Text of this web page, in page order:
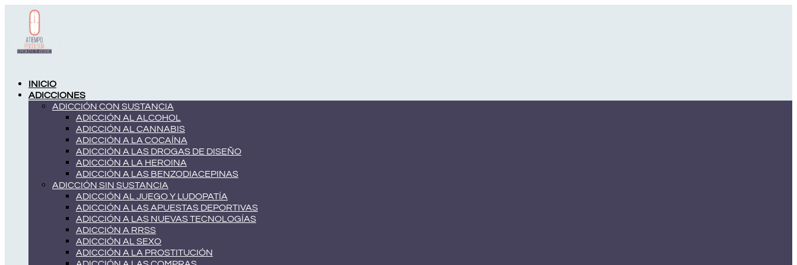
contenido
INICIO
ADICCIONES
ADICCIÓN CON SUSTANCIA
ADICCIÓN AL ALCOHOL
ADICCIÓN AL CANNABIS
ADICCIÓN A LA COCAÍNA
ADICCIÓN A LAS DROGAS DE DISEÑO
ADICCIÓN A LA HEROINA
ADICCIÓN A LAS BENZODIACEPINAS
ADICCIÓN SIN SUSTANCIA
ADICCIÓN AL JUEGO Y LUDOPATÍA
ADICCIÓN A LAS APUESTAS DEPORTIVAS
ADICCIÓN A LAS NUEVAS TECNOLOGÍAS
ADICCIÓN A RRSS
ADICCIÓN AL SEXO
ADICCIÓN A LA PROSTITUCIÓN